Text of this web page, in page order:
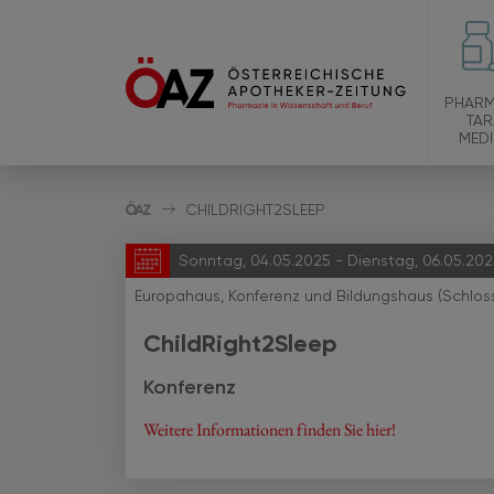
CHILDRIGHT2SLEEP
Sonntag, 04.05.2025 - Dienstag,
Europahaus, Konferenz und Bildungshaus
ChildRight2Sleep
Konferenz
Weitere Informationen finden Sie hier!